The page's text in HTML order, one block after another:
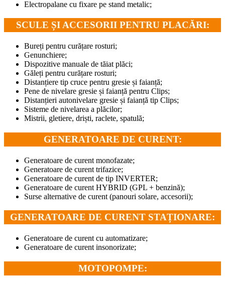
Electropalane cu fixare pe stand metalic;
SCULE ȘI ACCESORII PENTRU PLACĂRI:
Bureți pentru curățare rosturi;
Genunchiere;
Dispozitive manuale de tăiat plăci;
Găleți pentru curățare rosturi;
Distanțiere tip cruce pentru gresie și faianță;
Pene de nivelare gresie și faianță pentru Clips;
Distanțieri autonivelare gresie și faianță tip Clips;
Sisteme de nivelarea a plăcilor;
Mistrii, gletiere, driști, raclete, spatulă;
GENERATOARE DE CURENT:
Generatoare de curent monofazate;
Generatoare de curent trifazice;
Generatoare de curent de tip INVERTER;
Generatoare de curent HYBRID (GPL + benzină);
Surse alternative de curent (panouri solare, accesorii);
GENERATOARE DE CURENT STAȚIONARE:
Generatoare de curent cu automatizare;
Generatoare de curent insonorizate;
MOTOPOMPE: